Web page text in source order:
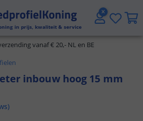
in prijs, kwaliteit & service
2 jaar garantie
vanaf € 20,- NL en BE
Klantbeoordeling 9.1
inbouw hoog 15 mm
)